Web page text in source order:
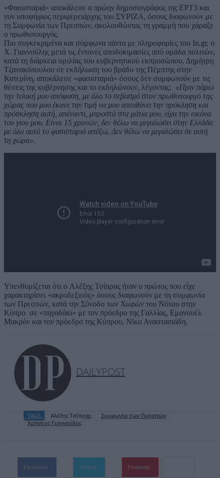
«Φασισταριά» αποκάλεσε ο πρώην δημοσιογράφος της ΕΡΤ3 και
νυν υποψήφιος περιφερειάρχης του ΣΥΡΙΖΑ, όσους διαφωνούν με
τη Συμφωνία των Πρεσπών, ακολουθώντας τη γραμμή που χάραξε
ο πρωθυπουργός.
Πιο συγκεκριμένα και σύμφωνα πάντα με πληροφορίες του In.gr, ο
Χ. Γιαννούλης μετά τις έντονες αποδοκιμασίες από ομάδα πολιτών,
κατά τη διάρκεια ομιλίας του κυβερνητικού εκπροσώπου, Δημήτρη
Τζανακόπουλου σε εκδήλωση του βράδυ της Πέμπτης στην
Κατερίνη, αποκάλεσε «φασισταριά» όσους δεν συμφωνούν με τις
θέσεις της κυβέρνησης και το εκδηλώνουν, λέγοντας: «Πριν πάρω
την τελική μου απόφαση, με όλο το σεβασμό στον πρωθυπουργό της
χώρας που μου έκανε την τιμή να μου απευθύνει την πρόκληση και
πρόσκληση αυτή, απέναντι, μπροστά στα μάτια μου, είχα την εικόνα
του γιου μου. Είναι 15 χρονών, δεν θέλω να μεγαλώσει στην Ελλάδα
με όλο αυτό το φασισταριό απέξω. Δεν θέλω να μεγαλώσει σε αυτή
τη χώρα».
Υπενθυμίζεται ότι ο Αλέξης Τσίπρας ήταν ο πρώτος που είχε
χαρακτηρίσει «ακροδεξιούς» όσους διαφωνούν με τη συμφωνία
των Πρεσπών, κατά την Σύνοδο των Χωρών του Νότου στην
Κύπρο σε «πηγαδάκι» με τον πρόεδρο της Γαλλίας, Εμανουέλ
Μακρόν και τον πρόεδρο της Κύπρου, Νίκο Αναστασιάδη.
DAILYPOST
TAGS Αλέξης Τσίπρας
Συμφωνία των Πρεσπών
Χρήστος Γιαννούλης
Facebook Twitter Pinterest